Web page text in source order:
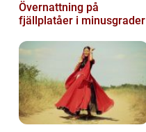
Övernattning på
fjällplatåer i minusgrader